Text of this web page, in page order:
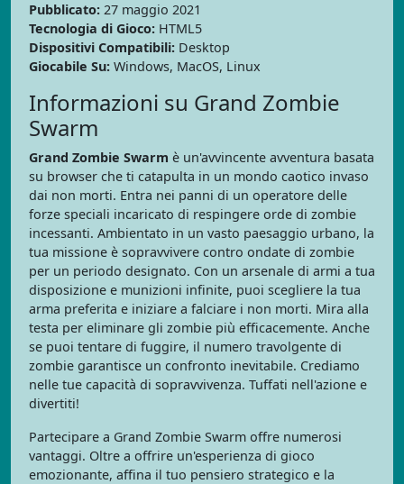
Pubblicato: 27 maggio 2021
Tecnologia di Gioco: HTML5
Dispositivi Compatibili: Desktop
Giocabile Su: Windows, MacOS, Linux
Informazioni su Grand Zombie
Swarm
Grand Zombie Swarm è un'avvincente avventura basata
su browser che ti catapulta in un mondo caotico invaso
dai non morti. Entra nei panni di un operatore delle
forze speciali incaricato di respingere orde di zombie
incessanti. Ambientato in un vasto paesaggio urbano, la
tua missione è sopravvivere contro ondate di zombie
per un periodo designato. Con un arsenale di armi a tua
disposizione e munizioni infinite, puoi scegliere la tua
arma preferita e iniziare a falciare i non morti. Mira alla
testa per eliminare gli zombie più efficacemente. Anche
se puoi tentare di fuggire, il numero travolgente di
zombie garantisce un confronto inevitabile. Crediamo
nelle tue capacità di sopravvivenza. Tuffati nell'azione e
divertiti!
Partecipare a Grand Zombie Swarm offre numerosi
vantaggi. Oltre a offrire un'esperienza di gioco
emozionante, affina il tuo pensiero strategico e la